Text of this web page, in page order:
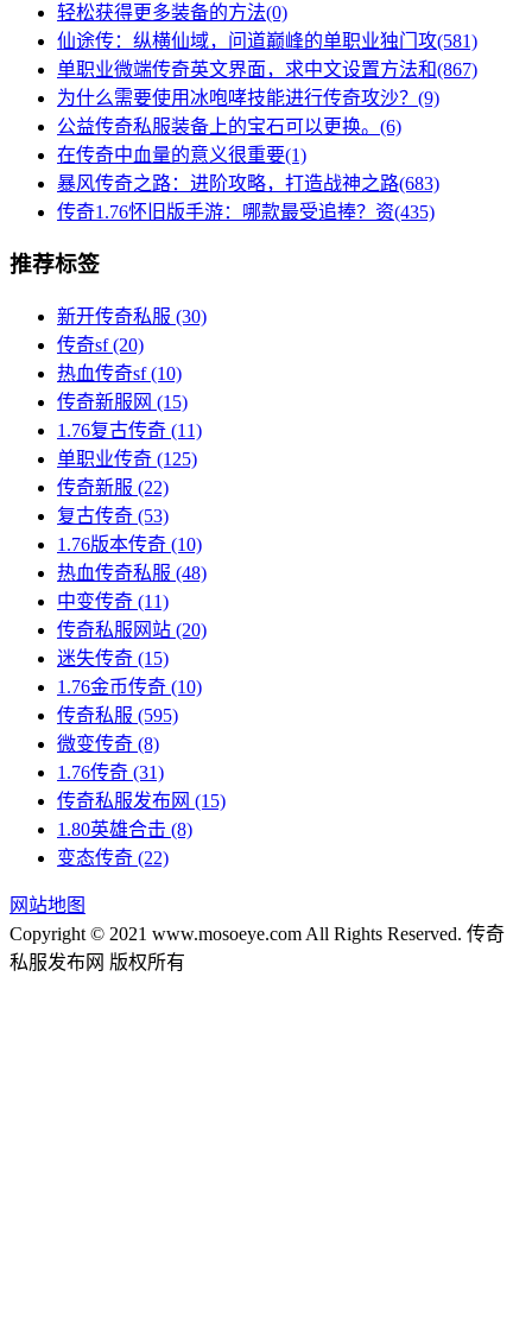
轻松获得更多装备的方法(0)
仙途传：纵横仙域，问道巅峰的单职业独门攻(581)
单职业微端传奇英文界面，求中文设置方法和(867)
为什么需要使用冰咆哮技能进行传奇攻沙？(9)
公益传奇私服装备上的宝石可以更换。(6)
在传奇中血量的意义很重要(1)
暴风传奇之路：进阶攻略，打造战神之路(683)
传奇1.76怀旧版手游：哪款最受追捧？资(435)
推荐标签
新开传奇私服 (30)
传奇sf(20)
热血传奇sf(10)
传奇新服网 (15)
1.76复古传奇 (11)
单职业传奇 (125)
传奇新服 (22)
复古传奇 (53)
1.76版本传奇 (10)
热血传奇私服 (48)
中变传奇 (11)
传奇私服网站 (20)
迷失传奇 (15)
1.76金币传奇 (10)
传奇私服 (595)
微变传奇 (8)
1.76传奇 (31)
传奇私服发布网 (15)
1.80英雄合击 (8)
变态传奇 (22)
网站地图
Copyright © 2021 www.mosoeye.com All Rights Reserved. 传奇
私服发布网 版权所有